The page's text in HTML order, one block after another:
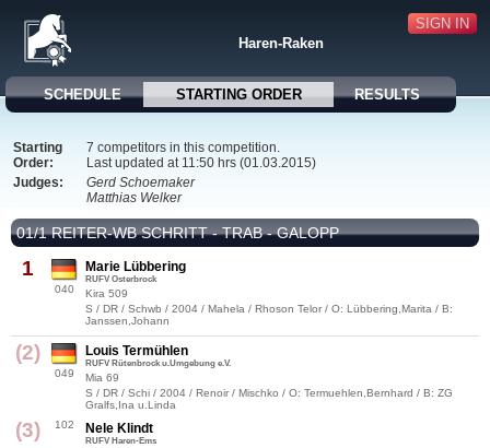
SIGN IN
Haren-Raken
SCHEDULE STARTING ORDER RESULTS
Starting
Order:
7 competitors in this competition.
Last updated at 11:50 hrs (01.03.2015)
Judges:
Gerd Schoemaker
Matthias Welker
01/1 REITER-WB SCHRITT - TRAB - GALOPP
1
040
Marie Lübbering
RUFV Osterbrock
Kira 509
S / DR / Schwb / 2004 / Mahela / Rhoson Telor / O: Lübbering,Marita / B:
Janssen,Johann
(2)
049
Louis Termühlen
RUFV Rütenbrock u.Umgebung e.V.
Mia 69
S / DR / Schi / 2004 / Renoir / Mischko / O: Termuehlen,Bernhard / B: ZG
Gralfs,Ina u.Linda
(3) 102 Nele Klindt
RUFV Haren-Ems